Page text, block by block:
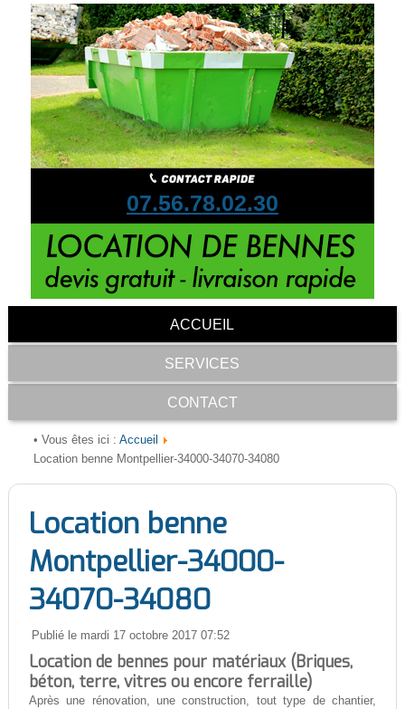
07.56.78.02.30
ACCUEIL
SERVICES
CONTACT
• Vous êtes ici : Accueil
Location benne Montpellier-34000-34070-34080
Location benne
Montpellier-34000-
34070-34080
Publié le mardi 17 octobre 2017 07:52
Location de bennes pour matériaux (Briques,
béton, terre, vitres ou encore ferraille)
Après une rénovation, une construction, tout type de chantier,